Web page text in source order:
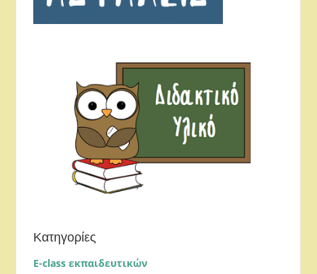
Κατηγορίες
E-class εκπαιδευτικών